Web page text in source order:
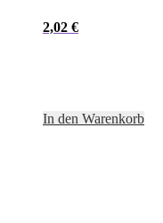
2,02 €
In den Warenkorb